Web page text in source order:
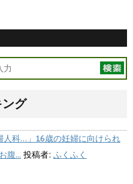
グ
人科…」16歳の妊婦に向けられ
腹... 投稿者: ふくふく